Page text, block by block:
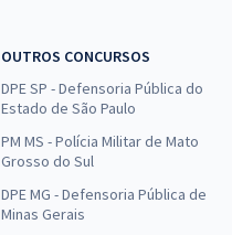
OUTROS CONCURSOS
DPE SP - Defensoria Pública do
Estado de São Paulo
PM MS - Polícia Militar de Mato
Grosso do Sul
DPE MG - Defensoria Pública de
Minas Gerais